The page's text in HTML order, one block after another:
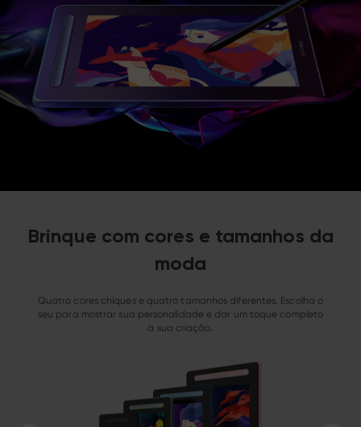
Brinque com cores e tamanhos da
moda
Quatro cores chiques e quatro tamanhos diferentes. Escolha o
seu para mostrar sua personalidade e dar um toque completo
à sua criação.